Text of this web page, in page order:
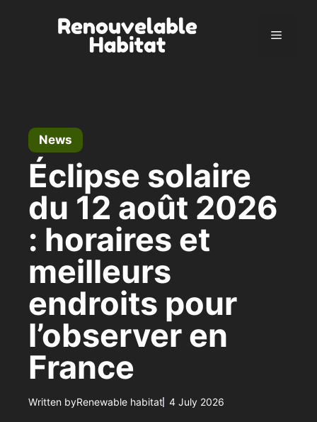
Menu
News
Éclipse solaire
du 12 août 2026
: horaires et
meilleurs
endroits pour
l’observer en
France
Written byRenewable habitat 4 July 2026